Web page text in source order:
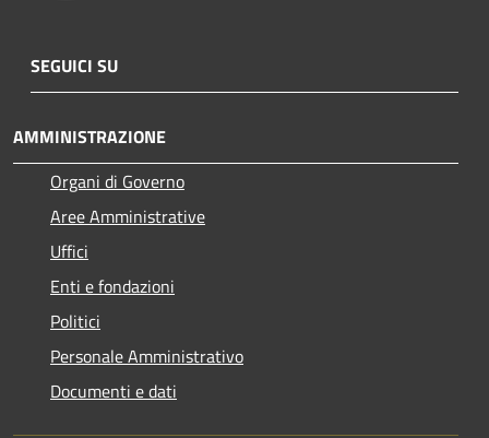
SEGUICI SU
AMMINISTRAZIONE
Organi di Governo
Aree Amministrative
Uffici
Enti e fondazioni
Politici
Personale Amministrativo
Documenti e dati